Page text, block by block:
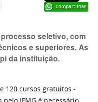
Compartilhar
seletivo, com
e superiores. As
da instituição.
120 cursos gratuitos -